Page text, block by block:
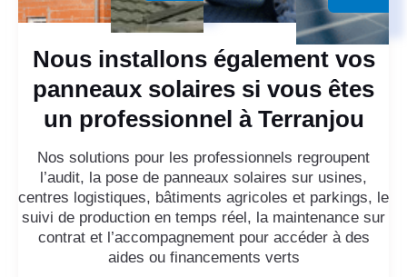
Nous installons également vos
panneaux solaires si vous êtes
un professionnel à Terranjou
Nos solutions pour les professionnels regroupent
l’audit, la pose de panneaux solaires sur usines,
centres logistiques, bâtiments agricoles et parkings, le
suivi de production en temps réel, la maintenance sur
contrat et l’accompagnement pour accéder à des
aides ou financements verts